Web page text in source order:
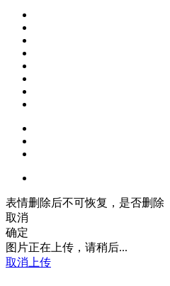
表情删除后不可恢复，是否删除
取消
确定
图片正在上传，请稍后...
取消上传